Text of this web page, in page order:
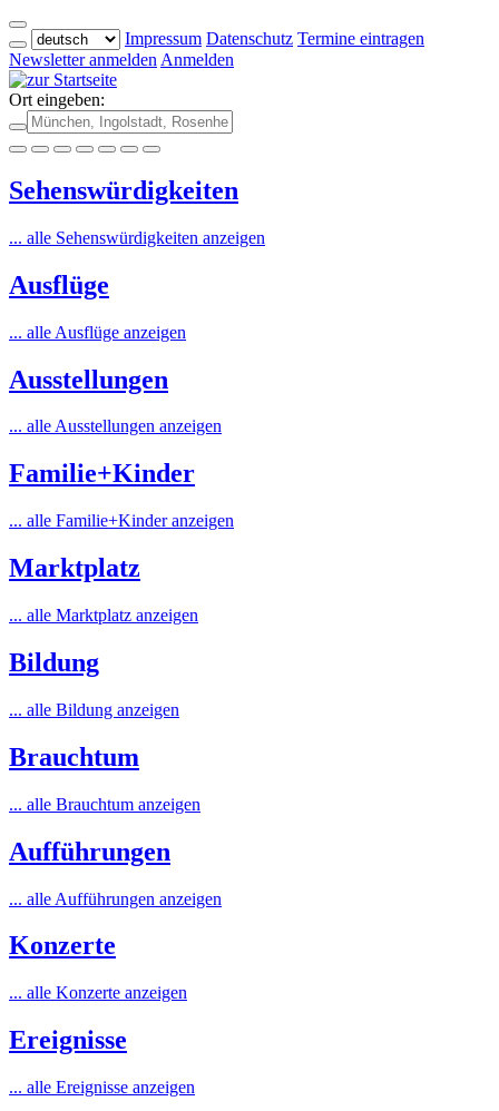
Impressum Datenschutz Termine eintragen
Newsletter anmelden Anmelden
Ort eingeben:
Sehenswürdigkeiten
... alle Sehenswürdigkeiten anzeigen
Ausflüge
... alle Ausflüge anzeigen
Ausstellungen
... alle Ausstellungen anzeigen
Familie+Kinder
... alle Familie+Kinder anzeigen
Marktplatz
... alle Marktplatz anzeigen
Bildung
... alle Bildung anzeigen
Brauchtum
... alle Brauchtum anzeigen
Aufführungen
... alle Aufführungen anzeigen
Konzerte
... alle Konzerte anzeigen
Ereignisse
... alle Ereignisse anzeigen